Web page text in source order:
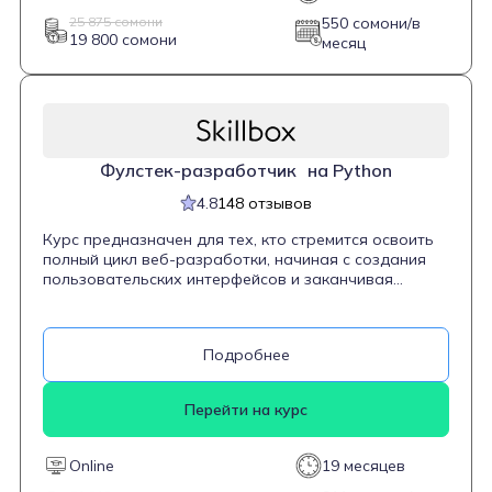
25 875 сомони
19 800 сомони
550 сомони/в
месяц
Фулстек-разработчик на Python
4.8148 отзывов
Курс предназначен для тех, кто стремится освоить
полный цикл веб-разработки, начиная с создания
пользовательских интерфейсов и заканчивая
CSS, JavaScript и Python, а также работу с
фреймворками и базами данных. Студенты научатся
верстать сайты, программировать интерактивные
интегрировать базы данных. Курс подходит как для
новичков, так и для тех, кто хочет расширить свои
навыки в области веб-разработки.
Подробнее
Перейти на курс
Online 19 месяцев